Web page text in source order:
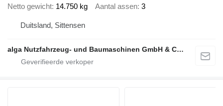
Netto gewicht 14.750 kg Aantal assen 3
Duitsland, Sittensen
alga Nutzfahrzeug- und Baumaschinen GmbH & Co. KG